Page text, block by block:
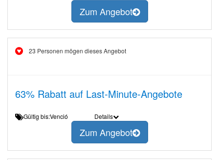
Zum Angebot
23 Personen mögen dieses Angebot
63% Rabatt auf Last-Minute-Angebote
Gültig bis:Venció Details
Zum Angebot